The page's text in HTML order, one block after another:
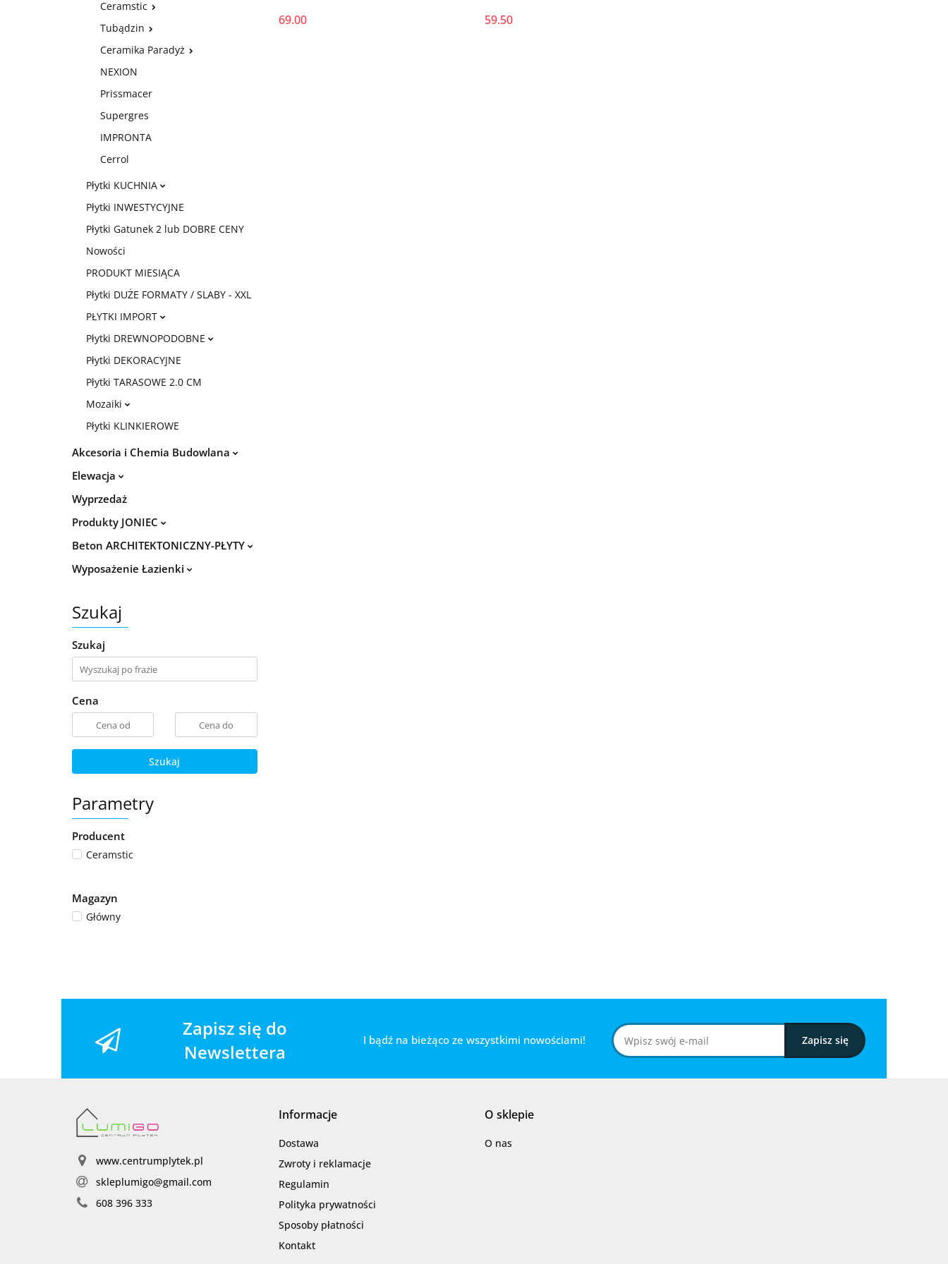
Ceramstic
Tubądzin
Ceramika Paradyż
NEXION
Prissmacer
Supergres
IMPRONTA
Cerrol
Płytki KUCHNIA
Płytki INWESTYCYJNE
Płytki Gatunek 2 lub DOBRE CENY
Nowości
PRODUKT MIESIĄCA
Płytki DUŻE FORMATY / SLABY - XXL
PŁYTKI IMPORT
Płytki DREWNOPODOBNE
Płytki DEKORACYJNE
Płytki TARASOWE 2.0 CM
Mozaiki
Płytki KLINKIEROWE
Akcesoria i Chemia Budowlana
Elewacja
Wyprzedaż
Produkty JONIEC
Beton ARCHITEKTONICZNY-PŁYTY
Wyposażenie Łazienki
Szukaj
Szukaj
Cena
Szukaj
Parametry
Producent
Ceramstic
Magazyn
Główny
69.00 59.50
Zapisz się do
Newslettera
I bądź na bieżąco ze wszystkimi nowościami!
www.centrumplytek.pl
skleplumigo@gmail.com
608 396 333
Informacje
Dostawa
Zwroty i reklamacje
Regulamin
Polityka prywatności
Sposoby płatności
Kontakt
O sklepie
O nas